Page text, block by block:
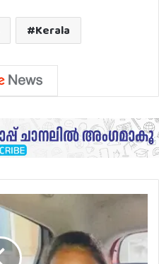
Kerala